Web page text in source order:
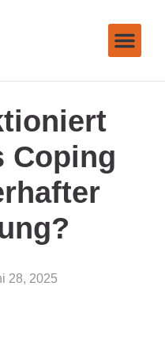
Coping
28, 2025